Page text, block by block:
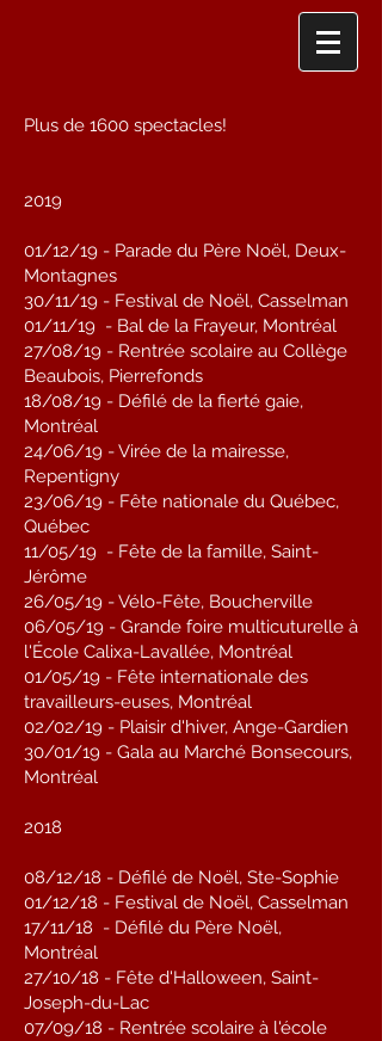
Plus de 1600 spectacles!
2019
01/12/19 - Parade du Père Noël, Deux-
Montagnes
30/11/19 - Festival de Noël, Casselman
01/11/19 - Bal de la Frayeur, Montréal
27/08/19 - Rentrée scolaire au Collège
Beaubois, Pierrefonds
18/08/19 - Défilé de la fierté gaie,
Montréal
24/06/19 - Virée de la mairesse,
Repentigny
23/06/19 - Fête nationale du Québec,
Québec
11/05/19 - Fête de la famille, Saint-
Jérôme
26/05/19 - Vélo-Fête, Boucherville
06/05/19 - Grande foire multicuturelle à
l'École Calixa-Lavallée, Montréal
01/05/19 - Fête internationale des
travailleurs-euses, Montréal
02/02/19 - Plaisir d'hiver, Ange-Gardien
30/01/19 - Gala au Marché Bonsecours,
Montréal
2018
08/12/18 - Défilé de Noël, Ste-Sophie
01/12/18 - Festival de Noël, Casselman
17/11/18 - Défilé du Père Noël,
Montréal
27/10/18 - Fête d'Halloween, Saint-
Joseph-du-Lac
07/09/18 - Rentrée scolaire à l'école